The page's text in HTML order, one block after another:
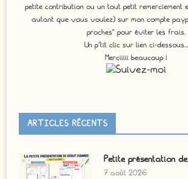
petite contribution ou un tout petit remerciement
autant que vous voulez) sur mon compte
proches" pour éviter les frais.
Un p'tit clic sur lien ci-dessous...
Merciiiii beaucoup !
ARTICLES RÉCENTS
Petite présentation
7 août 2026